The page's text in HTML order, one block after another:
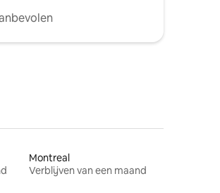
Montreal
Verblijven van een maand